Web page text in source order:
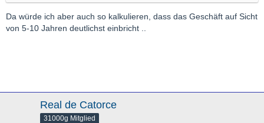
Da würde ich aber auch so kalkulieren, dass das Geschäft auf Sicht
von 5-10 Jahren deutlichst einbricht ..
Real de Catorce
31000g Mitglied